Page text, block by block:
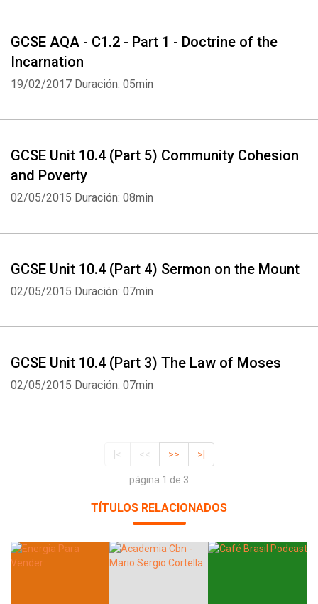
GCSE AQA - C1.2 - Part 1 - Doctrine of the
Incarnation
19/02/2017 Duración: 05min
GCSE Unit 10.4 (Part 5) Community Cohesion
and Poverty
02/05/2015 Duración: 08min
GCSE Unit 10.4 (Part 4) Sermon on the Mount
02/05/2015 Duración: 07min
GCSE Unit 10.4 (Part 3) The Law of Moses
02/05/2015 Duración: 07min
|< << >> >|
página 1 de 3
TÍTULOS RELACIONADOS